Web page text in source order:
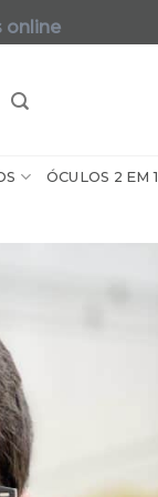
online
ÓCULOS 2 EM 1